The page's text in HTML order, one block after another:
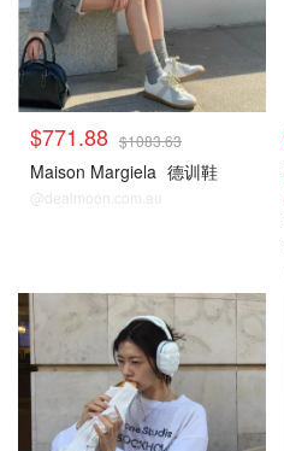
$771.88 $1083.63
Maison Margiela 德训鞋
@dealmoon.com.au
Cettire